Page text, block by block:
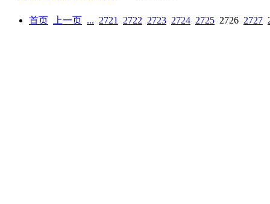
首页 上一页 ... 2721 2722 2723 2724 2725 2726 2727